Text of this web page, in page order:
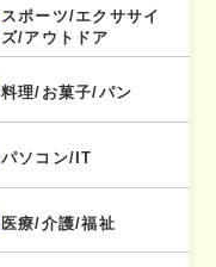
スポーツ/エクササイ
ズ/アウトドア
料理/お菓子/パン
パソコン/IT
医療/介護/福祉